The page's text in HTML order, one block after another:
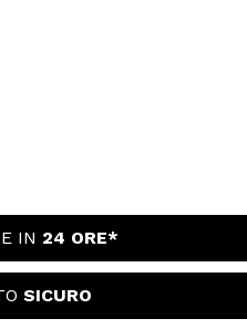
IN 24 ORE*
SICURO